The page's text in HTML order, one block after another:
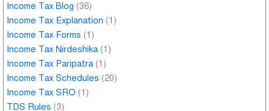
Income Tax Blog (36)
Income Tax Explanation (1)
Income Tax Forms (1)
Income Tax Nirdeshika (1)
Income Tax Paripatra (1)
Income Tax Schedules (20)
Income Tax SRO (1)
TDS Rules (3)